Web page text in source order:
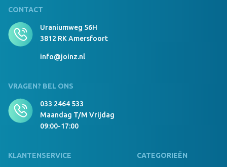
Comfort Beanie Borduring 8x8 cm donkergrijs
CONTACT
Uraniumweg 56H
3812 RK Amersfoort
info@joinz.nl
VRAGEN? BEL ONS
033 2464 533
Maandag T/m Vrijdag
09:00-17:00
KLANTENSERVICE
CATEGORIEËN